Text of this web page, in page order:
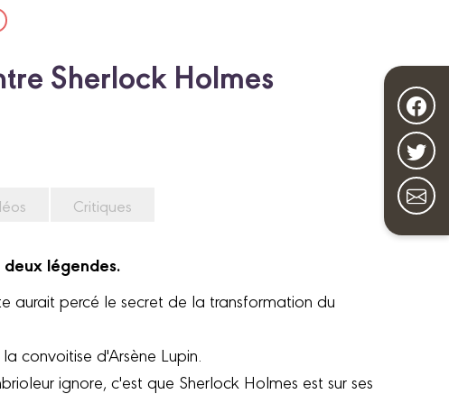
Sherlock Holmes
Critiques
légendes.
aurait percé le secret de la transformation du
convoitise d'Arsène Lupin.
ignore, c'est que Sherlock Holmes est sur ses